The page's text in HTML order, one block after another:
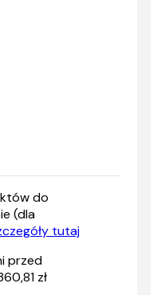
do
(dla
tutaj
przed
zł